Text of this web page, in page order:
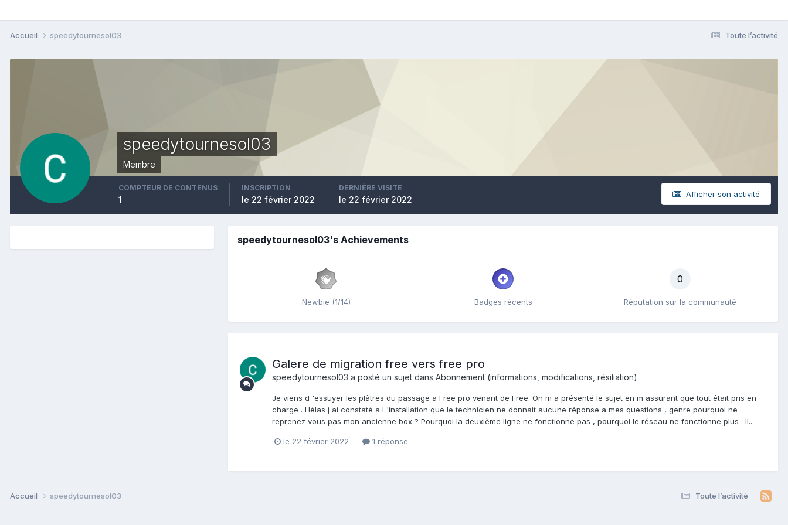
Toute l’activité
Accueil speedytournesol03
speedytournesol03
Membre
Afficher son activité
COMPTEUR DE CONTENUS
1
INSCRIPTION
le 22 février 2022
DERNIÈRE VISITE
le 22 février 2022
speedytournesol03's Achievements
Newbie (1/14) Badges récents
0
Réputation sur la communauté
Galere de migration free vers free pro
speedytournesol03 a posté un sujet dans Abonnement (informations, modifications, résiliation)
Je viens d 'essuyer les plâtres du passage a Free pro venant de Free. On m a présenté le sujet en m assurant que tout était pris en
charge . Hélas j ai constaté a l 'installation que le technicien ne donnait aucune réponse a mes questions , genre pourquoi ne
reprenez vous pas mon ancienne box ? Pourquoi la deuxième ligne ne fonctionne pas , pourquoi le réseau ne fonctionne plus . Il...
le 22 février 2022 1 réponse
Toute l’activité
Accueil speedytournesol03